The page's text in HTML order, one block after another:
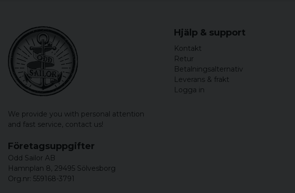
We provide you with personal attention
and fast service, contact us!
Hjälp & support
Kontakt
Retur
Betalningsalternativ
Leverans & frakt
Logga in
Företagsuppgifter
Odd Sailor AB
Hamnplan 8, 29495 Sölvesborg
Org.nr: 559168-3791